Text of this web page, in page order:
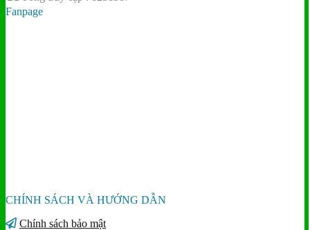
Fanpage
CHÍNH SÁCH VÀ HƯỚNG DẪN
Chính sách bảo mật